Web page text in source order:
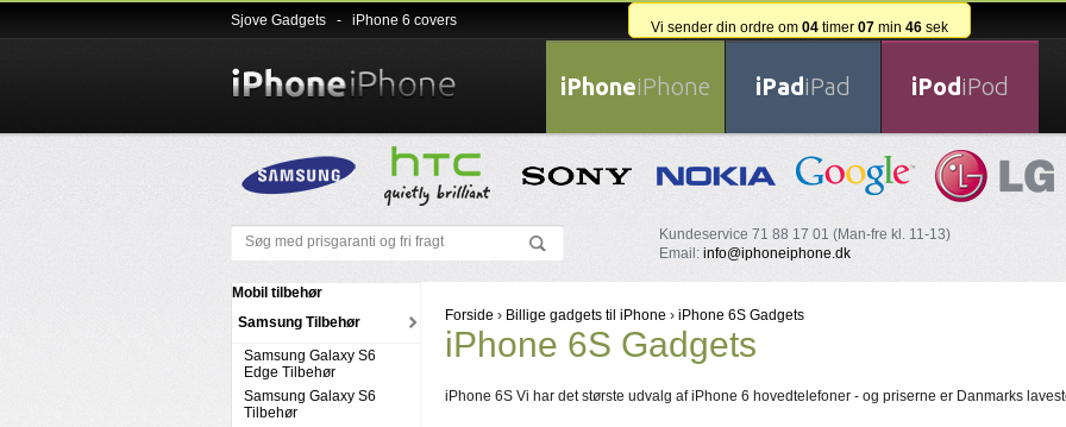
Sjove Gadgets- iPhone 6 covers Vi sender din ordre om 04timer 07min 45sek
Mobil tilbehør
Samsung Tilbehør
Samsung Galaxy S6
Edge Tilbehør
Samsung Galaxy S6
Tilbehør
iPhoneiPhone iPadiPad iPodiPod
Kundeservice 71 88 17 01 (Man-fre kl. 11-13)
Email: info@iphoneiphone.dk
Forside › Billige gadgets til iPhone › iPhone 6S Gadgets
iPhone 6S Gadgets
iPhone 6S Vi har det største udvalg af iPhone 6 hovedtelefoner - og priserne er Danmarks